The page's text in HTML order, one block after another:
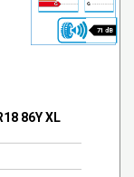
71 dB
86Y XL